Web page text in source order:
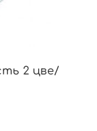
2 цве/